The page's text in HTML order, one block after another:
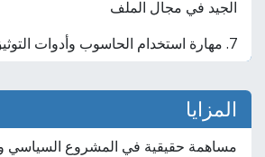
الجيد في مجال الملف
7. مهارة استخدام الحاسوب وأدوات التوثيق الرقمي
المزايا
مساهمة حقيقية في المشروع السياسي